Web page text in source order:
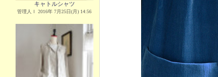
キャトルシャツ
管理人Ｉ 2016年 7月25日(月) 14:56